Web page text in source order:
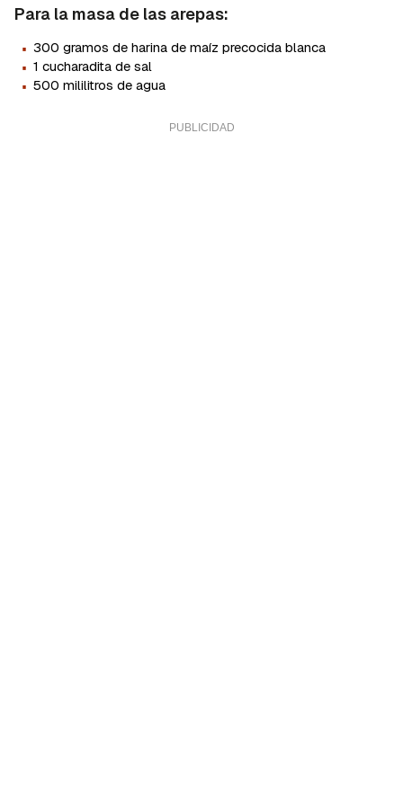
Para la masa de las arepas:
· 300 gramos de harina de maíz precocida blanca
· 1 cucharadita de sal
· 500 mililitros de agua